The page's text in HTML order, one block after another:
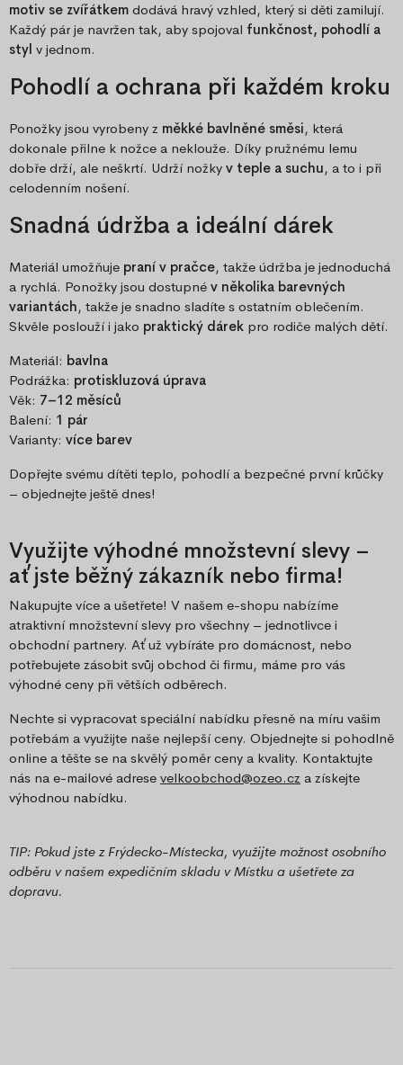
motiv se zvířátkem dodává hravý vzhled, který si děti zamilují.
Každý pár je navržen tak, aby spojoval funkčnost, pohodlí a
styl v jednom.
Pohodlí a ochrana při každém kroku
Ponožky jsou vyrobeny z měkké bavlněné směsi, která
dokonale přilne k nožce a neklouže. Díky pružnému lemu
dobře drží, ale neškrtí. Udrží nožky v teple a suchu, a to i při
celodenním nošení.
Snadná údržba a ideální dárek
Materiál umožňuje praní v pračce, takže údržba je jednoduchá
a rychlá. Ponožky jsou dostupné v několika barevných
variantách, takže je snadno sladíte s ostatním oblečením.
Skvěle poslouží i jako praktický dárek pro rodiče malých dětí.
Materiál: bavlna
Podrážka: protiskluzová úprava
Věk: 7–12 měsíců
Balení: 1 pár
Varianty: více barev
Dopřejte svému dítěti teplo, pohodlí a bezpečné první krůčky
– objednejte ještě dnes!
Využijte výhodné množstevní slevy –
ať jste běžný zákazník nebo firma!
Nakupujte více a ušetřete! V našem e-shopu nabízíme
atraktivní množstevní slevy pro všechny – jednotlivce i
obchodní partnery. Ať už vybíráte pro domácnost, nebo
potřebujete zásobit svůj obchod či firmu, máme pro vás
výhodné ceny při větších odběrech.
Nechte si vypracovat speciální nabídku přesně na míru vašim
potřebám a využijte naše nejlepší ceny. Objednejte si pohodlně
online a těšte se na skvělý poměr ceny a kvality. Kontaktujte
nás na e-mailové adrese velkoobchod@ozeo.cz a získejte
výhodnou nabídku.
TIP: Pokud jste z Frýdecko-Místecka, využijte možnost osobního
odběru v našem expedičním skladu v Místku a ušetřete za
dopravu.